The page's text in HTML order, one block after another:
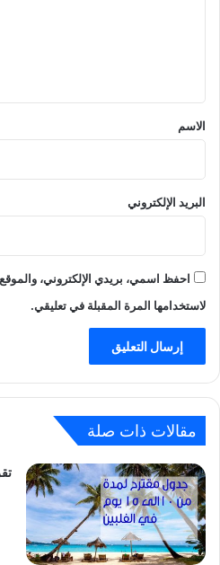
*
الاسم
البريد الإلكتروني
احفظ اسمي، بريدي الإلكتروني،
لاستخدامها المرة المقبلة في تعليقي.
مقالات ذات صلة